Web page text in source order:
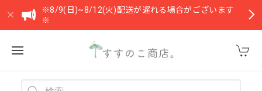
※8/9(日)~8/12(火)配送が遅れる場合がございます
※